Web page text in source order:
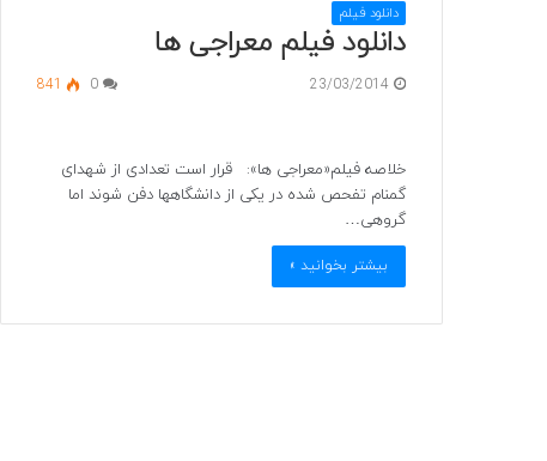
دانلود فیلم
دانلود فیلم معراجی ها
23/03/2014
0
841
خلاصه فیلم«معراجی ها»: قرار است تعدادی از شهدای
گمنام تفحص شده در یکی از دانشگاهها دفن شوند اما
گروهی…
بیشتر بخوانید »